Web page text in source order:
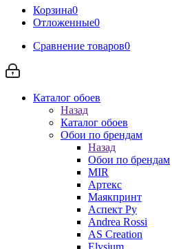
Корзина0
Отложенные0
Сравнение товаров0
Каталог обоев
Назад
Каталог обоев
Обои по брендам
Назад
Обои по брендам
MIR
Артекс
Маякпринт
Аспект Ру
Andrea Rossi
AS Creation